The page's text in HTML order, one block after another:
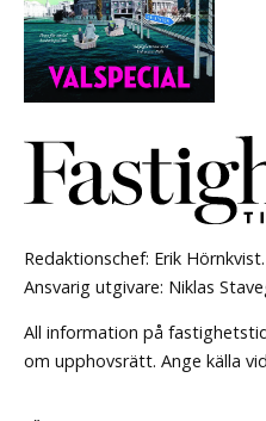
Redaktionschef: Erik Hörnkvist.
Ansvarig utgivare: Niklas
All information på
om upphovsrätt. Ange källa